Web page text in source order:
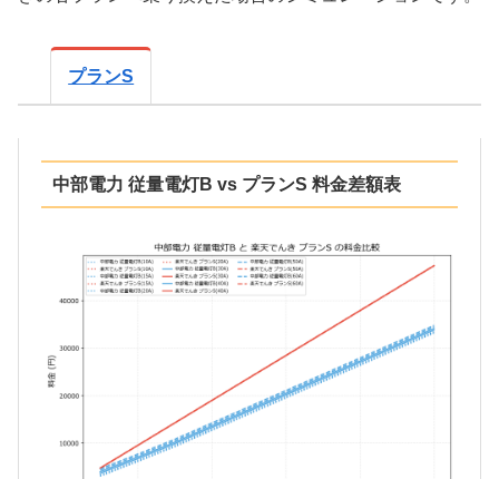
プランS
中部電力 従量電灯B vs プランS 料金差額表